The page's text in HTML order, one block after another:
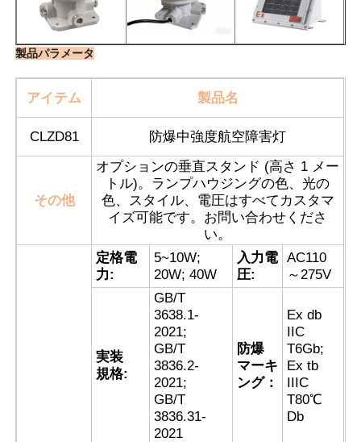
製品パラメータ
アイテム 製品名
CLZD81 防爆中強度航空障害灯
その他
オプションの垂直スタンド (高さ 1 メー
トル)。ランプハウジングの色、光の
色、スタイル、電圧はすべてカスタマ
イズ可能です。お問い合わせくださ
い。
定格電
力:
5~10W;
20W; 40W
入力電
圧:
AC110
～275V
実装
規格:
GB/T
3638.1-
2021;
GB/T
3836.2-
2021;
GB/T
3836.31-
2021
防爆
マーキ
ング：
Ex db
IIC
T6Gb;
Ex tb
IIIC
T80℃
Db